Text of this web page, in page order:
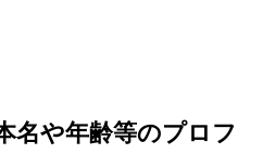
名や年齢等のプロフ